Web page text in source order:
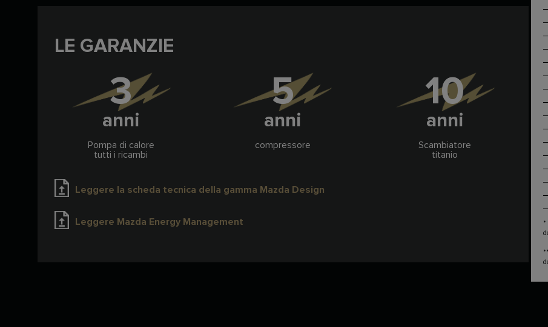
LE GARANZIE
3
anni
Pompa di calore
tutti i ricambi
5
anni
compressore
10
anni
Scambiatore
titanio
Leggere la scheda tecnica della gamma Mazda Design
Leggere Mazda Energy Management
*